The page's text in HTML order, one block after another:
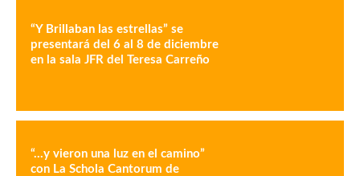
“Y Brillaban las estrellas” se
presentará del 6 al 8 de diciembre
en la sala JFR del Teresa Carreño
“…y vieron una luz en el camino”
con La Schola Cantorum de